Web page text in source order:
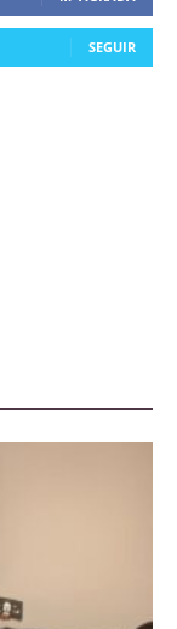
SEGUIR